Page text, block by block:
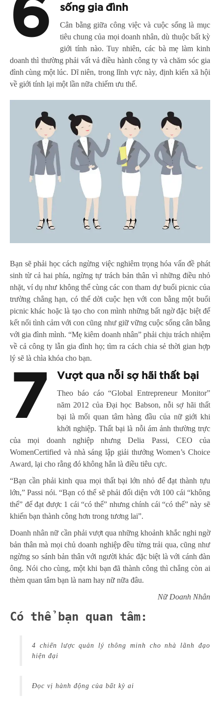
6
sống gia đình
Cân bằnggiữa công việc và cuộc sống là mục
tiêu chung của mọi doanh nhân, dù thuộc bất kỳ
giới tính nào. Tuy nhiên, các bà mẹ làm kinh
doanh thì thường phải vất vả điều hành công ty và chăm sóc gia
đình cùng một lúc. Dĩ niên, trong lĩnh vực này, định kiến xã hội
về giới tính lại một lần nữa chiếm ưu thế.
Bạn sẽ phải học cách ngừng việc nghiêm trọng hóa vấn đề phát
sinh từ cả hai phía, ngừng tự trách bản thân vì những điều nhỏ
nhặt, ví dụ như không thể cùng các con tham dự buổi picnic của
trường chẳng hạn, có thể dời cuộc hẹn với con bằng một buổi
picnic khác hoặc là tạo cho con mình những bất ngờ đặc biệt để
kết nối tình cảm với con cũng như giữ vững cuộc sống cân bằng
với gia đình mình. “Mẹ kiêm doanh nhân” phải chịu trách nhiệm
về cả công ty lẫn gia đình họ; tìm ra cách chia sẻ thời gian hợp
lý sẽ là chìa khóa cho bạn.
7 Vượt qua nỗi sợ hãi thất bại
Theo báo cáo “Global Entrepreneur Monitor”
năm 2012 của Đại học Babson, nỗi sợ hãi thất
bại là mối quan tâm hàng đầu của nữ giới khi
khởi nghiệp.Thất bại là nỗi ám ảnh thường trực
của mọi doanh nghiệp nhưng Delia Passi, CEO của
WomenCertified và nhà sáng lập giải thưởng Women’s Choice
Award, lại cho rằng đó không hẳn là điều tiêu cực.
“Bạn cần phải kinh qua mọi thất bại lớn nhỏ để đạt thành tựu
lớn,” Passi nói. “Bạn có thể sẽ phải đối diện với 100 cái “không
thể” để đạt được 1 cái “có thể” nhưng chính cái “có thể” này sẽ
khiến bạn thành công hơn trong tương lai”.
Doanh nhân nữ cần phải vượt qua những khoảnh khắc nghi ngờ
bản thân mà mọi chủ doanh nghiệp đều từng trải qua, cũng như
ngừng so sánh bản thân với người khác đặc biệt là với cánh đàn
ông. Nói cho cùng, một khi bạn đã thành công thì chẳng còn ai
thèm quan tâm bạn là nam hay nữ nữa đâu.
Nữ Doanh Nhân
Có thể bạn quan tâm:
4 chiến lược quản lý thông minh cho nhà lãnh đạo
hiện đại
Đọc vị hành động của bất kỳ ai